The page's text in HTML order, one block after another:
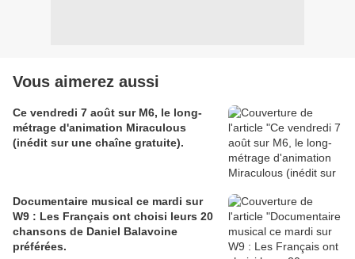
Vous aimerez aussi
Ce vendredi 7 août sur M6, le long-
métrage d'animation Miraculous
(inédit sur une chaîne gratuite).
Documentaire musical ce mardi sur
W9 : Les Français ont choisi leurs 20
chansons de Daniel Balavoine
préférées.